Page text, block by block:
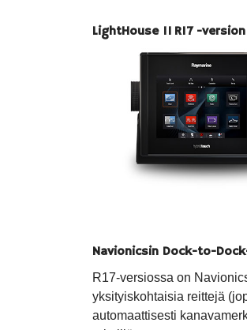
LightHouse II R17 -
Navionicsin Dock-to-
R17-versiossa on
yksityiskohtaisia reittejä
automaattisesti